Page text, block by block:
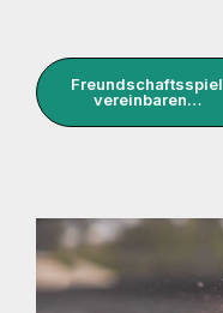
Freundschaftsspiel
vereinbaren…